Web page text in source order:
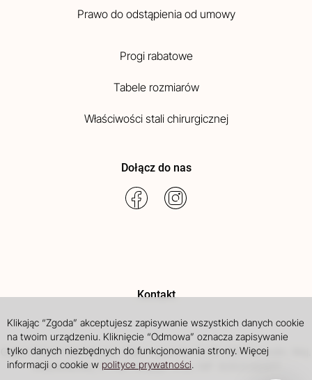
Prawo do odstąpienia od umowy
Progi rabatowe
Tabele rozmiarów
Właściwości stali chirurgicznej
Dołącz do nas
Kontakt
Galart Robert Michalczyk, Aleja Legionów 17, 08-400 Garwolin
Mazowieckie,, E-mail:bok@gal-art.pl, NIP: 8262030377
Klikając “Zgoda” akceptujesz zapisywanie wszystkich danych cookie
na twoim urządzeniu. Kliknięcie “Odmowa” oznacza zapisywanie
tylko danych niezbędnych do funkcjonowania strony. Więcej
informacji o cookie w polityce prywatności.